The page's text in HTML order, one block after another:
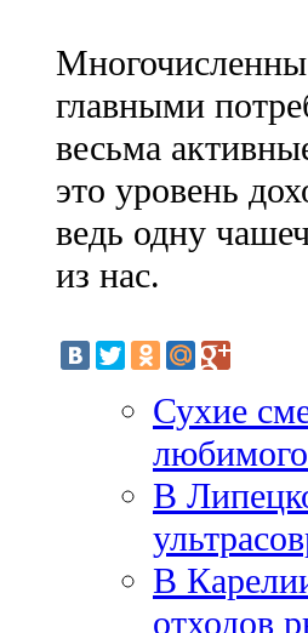
главными
весьма
это уровень
ведь одну
из нас.
Сухие
В
В
отходов